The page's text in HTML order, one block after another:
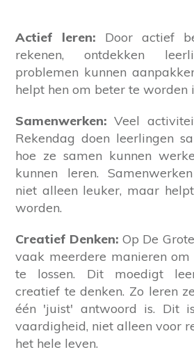
Actief leren: Door actief
rekenen, ontdekken
problemen kunnen
helpt hen om beter te worden
Samenwerken:Veel
Rekendag doen leerlingen
hoe ze samen kunnen
kunnen leren.
niet alleen leuker, maar
worden.
Creatief Denken: Op De
vaak meerdere manieren
te lossen. Dit moedigt
creatief te denken. Zo leren
één 'juist' antwoord is. Dit
vaardigheid, niet alleen voor
het hele leven.